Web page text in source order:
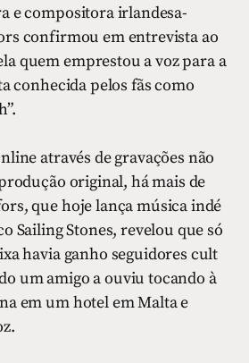
e compositora irlandesa-
confirmou em entrevista ao
quem emprestou a voz para a
conhecida pelos fãs como
através de gravações não
original, há mais de
que hoje lança música indé
Sailing Stones, revelou que só
havia ganho seguidores cult
um amigo a ouviu tocando à
em um hotel em Malta e